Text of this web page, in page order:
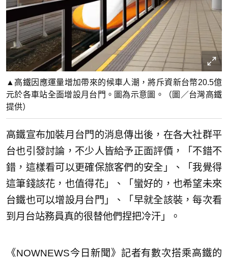
▲高鐵因應運量增加帶來的候車人潮，將斥資新台幣20.5億
元於各車站全面增設月台門。圖為示意圖。（圖／台灣高鐵
提供）
高鐵宣布加裝月台門的消息傳出後，在各大社群平
台也引發討論，不少人皆給予正面評價，「不錯不
錯，這樣看可以更確保旅客們的安全」、「我覺得
這筆錢該花，也值得花」、「蠻好的，也希望未來
台鐵也可以增設月台門」、「早就全該裝，每次看
到月台站務員真的很替他們捏把冷汗」。
《NOWNEWS今日新聞》記者有數次搭乘高鐵的